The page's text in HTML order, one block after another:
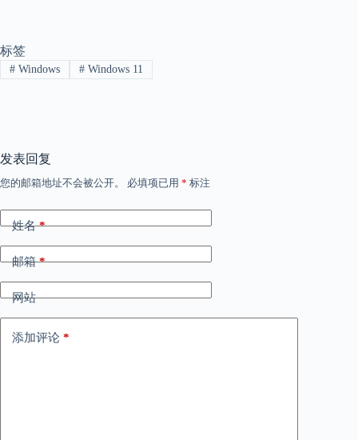
标签
#Windows #Windows 11
发表回复
您的邮箱地址不会被公开。 必填项已用 * 标注
姓名*
邮箱*
网站
添加评论 *